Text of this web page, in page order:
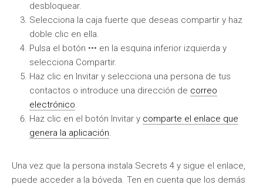
desbloquear.
Selecciona la caja fuerte que deseas compartir y haz
doble clic en ella.
Pulsa el botón ••• en la esquina inferior izquierda y
selecciona Compartir.
Haz clic en Invitar y selecciona una persona de tus
contactos o introduce una dirección de correo
electrónico.
Haz clic en el botón Invitar y comparte el enlace que
genera la aplicación.
Una vez que la persona instala Secrets 4 y sigue el enlace,
puede acceder a la bóveda. Ten en cuenta que los demás